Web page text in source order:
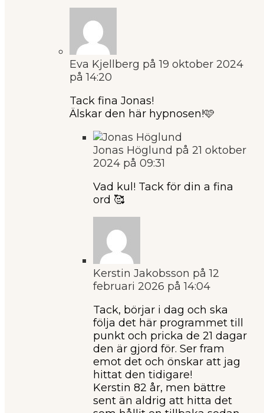
Eva Kjellberg på 19 oktober 2024
på 14:20
Tack fina Jonas!
Älskar den här hypnosen!🩷
Jonas Höglund på 21 oktober
2024 på 09:31
Vad kul! Tack för din a fina
ord 🥰
Kerstin Jakobsson på 12
februari 2026 på 14:04
Tack, börjar i dag och ska
följa det här programmet till
punkt och pricka de 21 dagar
den är gjord för. Ser fram
emot det och önskar att jag
hittat den tidigare!
Kerstin 82 år, men bättre
sent än aldrig att hitta det